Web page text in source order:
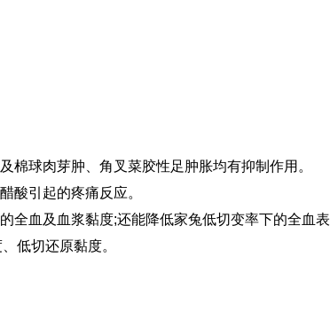
棉球肉芽肿、角叉菜胶性足肿胀均有抑制作用。
酸引起的疼痛反应。
全血及血浆黏度;还能降低家兔低切变率下的全血
低切还原黏度。